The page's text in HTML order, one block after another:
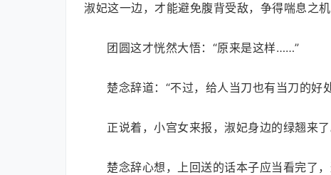
淑妃这一边，才能避免腹背受敌，争得喘息之
团圆这才恍然大悟：“原来是这样……”
楚念辞道：“不过，给人当刀也有当刀的
正说着，小宫女来报，淑妃身边的绿翘来了
楚念辞心想，上回送的话本子应当看完了